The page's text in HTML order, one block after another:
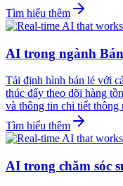
Tìm hiểu thêm
AI trong ngành
Tái định hình bán lẻ với
thúc đẩy theo dõi hàng
và thông tin chi tiết thông
Tìm hiểu thêm
AI trong chăm sóc